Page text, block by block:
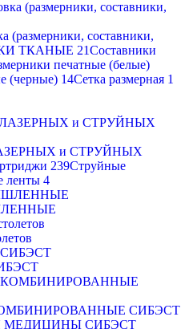
(размерники, составники,
ТКАНЫЕ 21Составники
печатные (белые)
(черные) 14Сетка размерная 1
и СТРУЙНЫХ
239Струйные
ленты 4
СИБЭСТ